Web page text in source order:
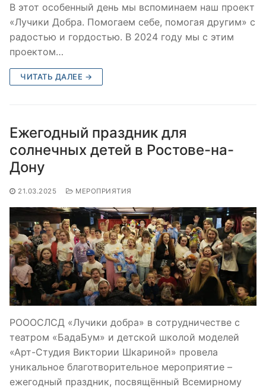
В этот особенный день мы вспоминаем наш проект
«Лучики Добра. Помогаем себе, помогая другим» с
радостью и гордостью. В 2024 году мы с этим
проектом…
ЧИТАТЬ ДАЛЕЕ →
Ежегодный праздник для
солнечных детей в Ростове-на-
Дону
21.03.2025 МЕРОПРИЯТИЯ
РОООСЛСД «Лучики добра» в сотрудничестве с
театром «БадаБум» и детской школой моделей
«Арт-Студия Виктории Шкариной» провела
уникальное благотворительное мероприятие –
ежегодный праздник, посвящённый Всемирному